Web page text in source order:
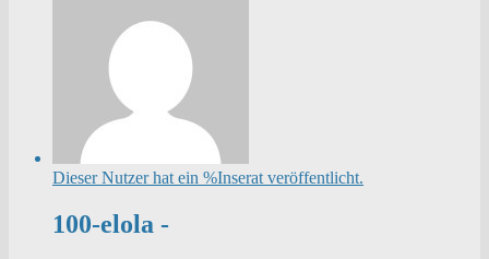
Dieser Nutzer hat ein %Inserat veröffentlicht.
100-elola -